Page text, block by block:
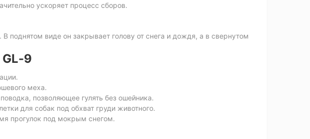
ускоряет процесс сборов.
поднятом виде он закрывает голову от снега и дождя, а в свернутом
9
меха.
позволяющее гулять без ошейника.
для собак под обхват груди животного.
прогулок под мокрым снегом.